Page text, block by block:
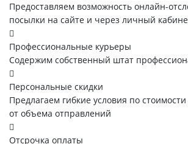
Предоставляем возможность онлайн-
посылки на сайте и через личный
Профессиональные курьеры
Содержим собственный штат
Персональные скидки
Предлагаем гибкие условия по
от объема отправлений
Отсрочка оплаты